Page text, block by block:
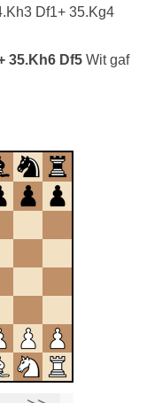
Df1+ 35.Kg4
35.Kh6 Df5 Wit gaf